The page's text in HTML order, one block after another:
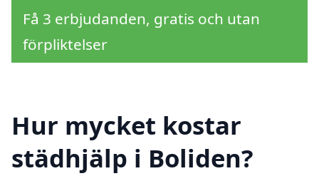
Få 3 erbjudanden, gratis och utan
förpliktelser
Hur mycket kostar
städhjälp i Boliden?